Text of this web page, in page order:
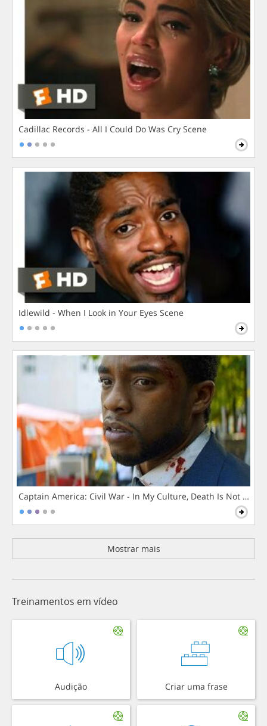
Cadillac Records - All I Could Do Was Cry Scene
Idlewild - When I Look in Your Eyes Scene
Captain America: Civil War - In My Culture, Death Is Not The
Mostrar mais
Treinamentos em vídeo
Audição Criar uma frase